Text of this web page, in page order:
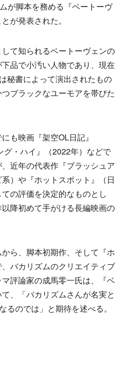
が脚本を務める『ベートーヴ
が発表された。
て知られるベートーヴェンの
品で小汚い人物であり、現在
秘書によって演出されたもの
ブラックなユーモアを帯びた
も映画『架空OL日記』
グ・ハイ』（2022年）などで
近年の代表作『ブラッシュア
）や『ホットスポット』（日
の評価を決定的なものとし
降初めて手がける長編映画の
ら、脚本初期作、そして『ホ
バカリズムのクリエイティブ
評論家の成馬零一氏は、『ベ
、「バカリズムさんが名実と
るのでは」と期待を述べる。